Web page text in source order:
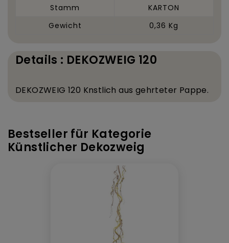
Stamm
KARTON
Gewicht
0,36 Kg
Details : DEKOZWEIG 120
DEKOZWEIG 120 Knstlich aus gehrteter Pappe.
Bestseller für Kategorie
Künstlicher Dekozweig